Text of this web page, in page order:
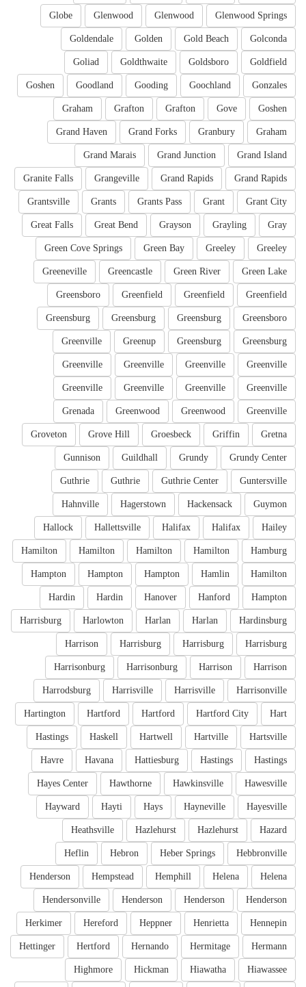
Glenwood Springs
Glenwood
Glenwood
Globe
Golconda
Gold Beach
Golden
Goldendale
Goldfield
Goldsboro
Goldthwaite
Goliad
Gonzales
Goochland
Gooding
Goodland
Goshen
Goshen
Gove
Grafton
Grafton
Graham
Graham
Granbury
Grand Forks
Grand Haven
Grand Island
Grand Junction
Grand Marais
Grand Rapids
Grand Rapids
Grangeville
Granite Falls
Grant City
Grant
Grants Pass
Grants
Grantsville
Gray
Grayling
Grayson
Great Bend
Great Falls
Greeley
Greeley
Green Bay
Green Cove Springs
Green Lake
Green River
Greencastle
Greeneville
Greenfield
Greenfield
Greenfield
Greensboro
Greensboro
Greensburg
Greensburg
Greensburg
Greensburg
Greensburg
Greenup
Greenville
Greenville
Greenville
Greenville
Greenville
Greenville
Greenville
Greenville
Greenville
Greenville
Greenwood
Greenwood
Grenada
Gretna
Griffin
Groesbeck
Grove Hill
Groveton
Grundy Center
Grundy
Guildhall
Gunnison
Guntersville
Guthrie Center
Guthrie
Guthrie
Guymon
Hackensack
Hagerstown
Hahnville
Hailey
Halifax
Halifax
Hallettsville
Hallock
Hamburg
Hamilton
Hamilton
Hamilton
Hamilton
Hamilton
Hamlin
Hampton
Hampton
Hampton
Hampton
Hanford
Hanover
Hardin
Hardin
Hardinsburg
Harlan
Harlan
Harlowton
Harrisburg
Harrisburg
Harrisburg
Harrisburg
Harrison
Harrison
Harrison
Harrisonburg
Harrisonburg
Harrisonville
Harrisville
Harrisville
Harrodsburg
Hart
Hartford City
Hartford
Hartford
Hartington
Hartsville
Hartville
Hartwell
Haskell
Hastings
Hastings
Hastings
Hattiesburg
Havana
Havre
Hawesville
Hawkinsville
Hawthorne
Hayes Center
Hayesville
Hayneville
Hays
Hayti
Hayward
Hazard
Hazlehurst
Hazlehurst
Heathsville
Hebbronville
Heber Springs
Hebron
Heflin
Helena
Helena
Hemphill
Hempstead
Henderson
Henderson
Henderson
Henderson
Hendersonville
Hennepin
Henrietta
Heppner
Hereford
Herkimer
Hermann
Hermitage
Hernando
Hertford
Hettinger
Hiawassee
Hiawatha
Hickman
Highmore